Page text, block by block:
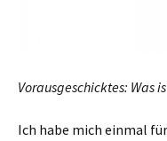
Vorausgeschicktes: Was
Ich habe mich einmal